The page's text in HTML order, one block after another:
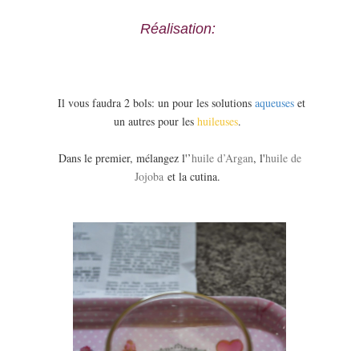
Réalisation:
Il vous faudra 2 bols: un pour les solutions aqueuses et
un autres pour les huileuses.
Dans le premier, mélangez l'’huile d’Argan, l'huile de
Jojoba et la cutina.